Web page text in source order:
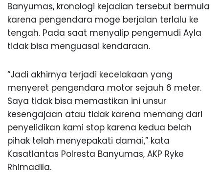
Banyumas, kronologi kejadian tersebut bermula
karena pengendara moge berjalan terlalu ke
tengah. Pada saat menyalip pengemudi Ayla
tidak bisa menguasai kendaraan.
“Jadi akhirnya terjadi kecelakaan yang
menyeret pengendara motor sejauh 6 meter.
Saya tidak bisa memastikan ini unsur
kesengajaan atau tidak karena memang dari
penyelidikan kami stop karena kedua belah
pihak telah menyepakati damai,” kata
Kasatlantas Polresta Banyumas, AKP Ryke
Rhimadila.